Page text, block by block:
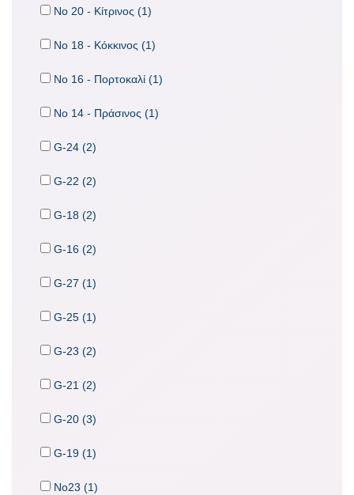
No 20 - Κίτρινος (1)
No 18 - Κόκκινος (1)
No 16 - Πορτοκαλί (1)
No 14 - Πράσινος (1)
G-24 (2)
G-22 (2)
G-18 (2)
G-16 (2)
G-27 (1)
G-25 (1)
G-23 (2)
G-21 (2)
G-20 (3)
G-19 (1)
No23 (1)